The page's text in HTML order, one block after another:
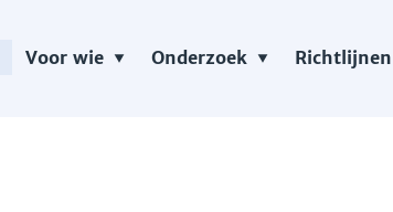
Voor wie Onderzoek Richtlijnen